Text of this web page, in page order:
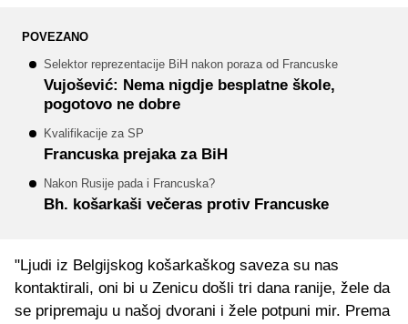
POVEZANO
Selektor reprezentacije BiH nakon poraza od Francuske
Vujošević: Nema nigdje besplatne škole,
pogotovo ne dobre
Kvalifikacije za SP
Francuska prejaka za BiH
Nakon Rusije pada i Francuska?
Bh. košarkaši večeras protiv Francuske
"Ljudi iz Belgijskog košarkaškog saveza su nas
kontaktirali, oni bi u Zenicu došli tri dana ranije, žele da
se pripremaju u našoj dvorani i žele potpuni mir. Prema